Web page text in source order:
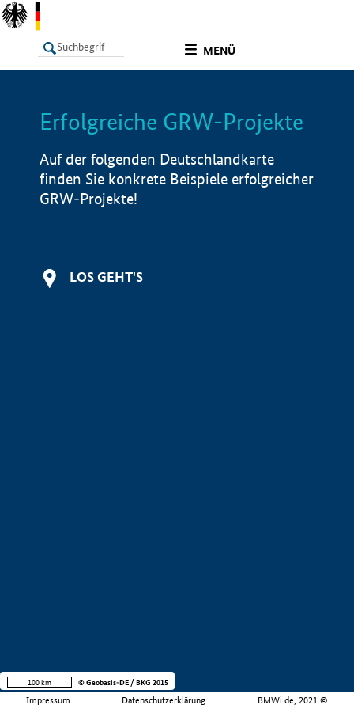
MENÜ
LISTE Info
Erfolgreiche GRW-Projekte
Auf der folgenden Deutschlandkarte
finden Sie konkrete Beispiele erfolgreicher
GRW-Projekte!
LOS GEHT'S
Impressum Datenschutzerklärung BMWi.de, 2021 ©
100 km © Geobasis-DE / BKG 2015